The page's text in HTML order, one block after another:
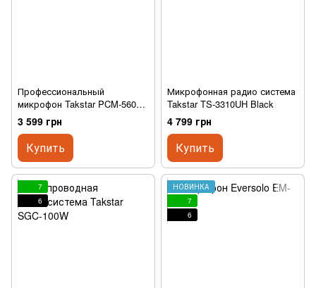
Профессиональный
микрофон Takstar PCM-5600
Microphone Black
3 599 грн
Купить
Микрофонная радио система
Takstar TS-3310UH Black
4 799 грн
Купить
7
6
НОВИНКА
7
6